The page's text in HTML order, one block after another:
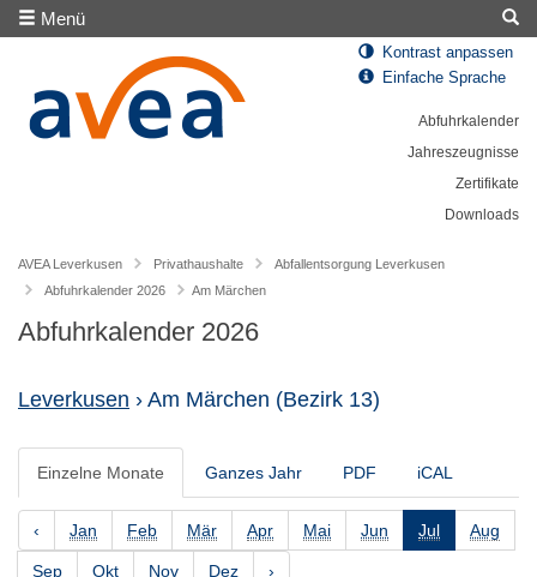
Menü
Kontrast anpassen
Einfache Sprache
Abfuhrkalender
Jahreszeugnisse
Zertifikate
Downloads
AVEA Leverkusen Privathaushalte
Abfallentsorgung Leverkusen
Abfuhrkalender 2026
Am Märchen
Abfuhrkalender 2026
Leverkusen › Am Märchen (Bezirk 13)
Einzelne Monate Ganzes Jahr PDF iCAL
‹ Jan Feb Mär Apr Mai Jun Jul Aug
Sep Okt Nov Dez ›